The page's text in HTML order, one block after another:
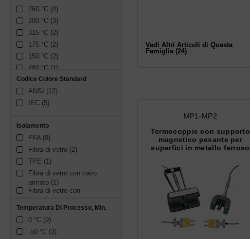
260 °C (4)
200 °C (3)
315 °C (2)
175 °C (2)
150 °C (2)
480 °C (1)
540 °C (1)
370 °C (1)
218 °C (1)
510 °C (1)
425 °C (1)
440 °C (1)
427 °C (1)
205 °C (1)
Codice Colore Standard
ANSI (12)
IEC (5)
Isolamento
PFA (8)
Fibra di vetro (2)
TPE (1)
Fibra di vetro con cavo
armato (1)
Fibra di vetro con
rivestimento in acciaio
inossidabile (1)
Temperatura Di Processo, Min.
0 °C (9)
-50 °C (3)
Vedi Altri Articoli di Questa
Famiglia (24)
MP1-MP2
Termocoppie con supporto
magnetico pesante per
superfici in metallo ferroso